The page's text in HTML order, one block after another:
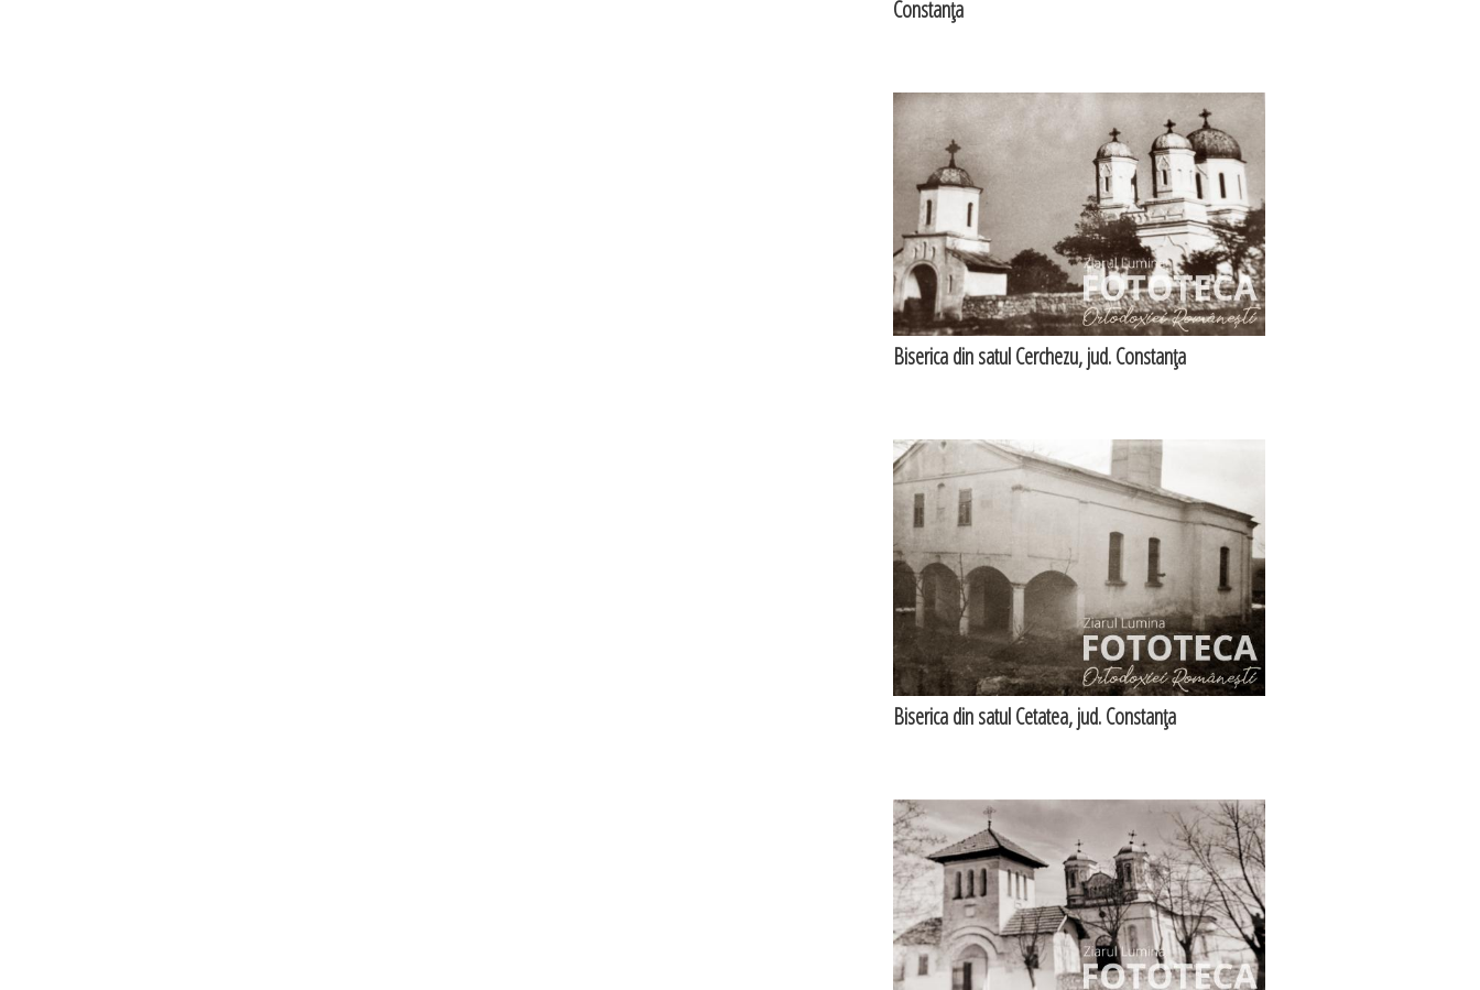
Constanţa
Biserica din satul Cerchezu, jud. Constanţa
Biserica din satul Cetatea, jud. Constanţa